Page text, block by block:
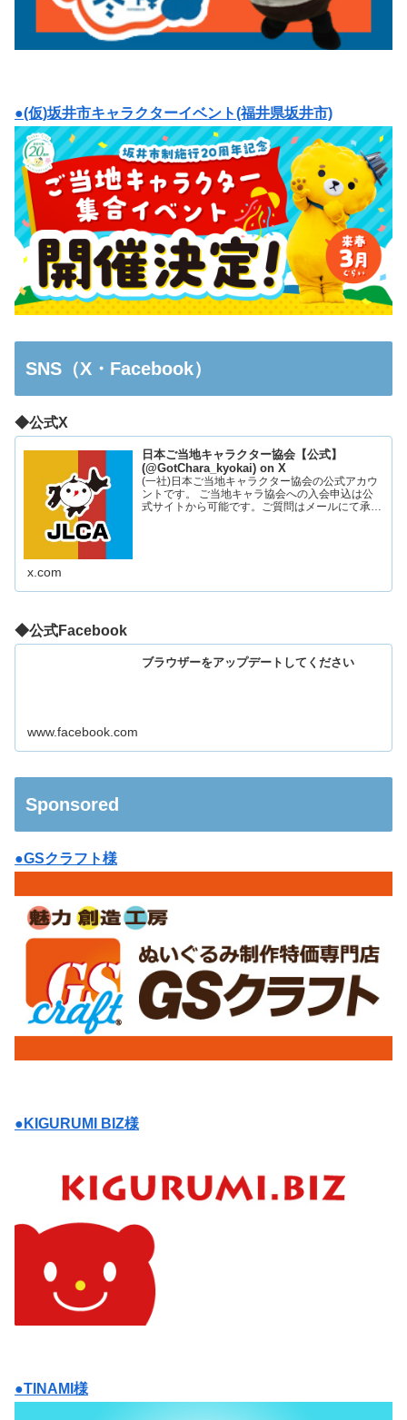
●(仮)坂井市キャラクターイベント(福井県坂井市)
SNS（X・Facebook）
◆公式X
日本ご当地キャラクター協会【公式】
(@GotChara_kyokai) on X
(一社)日本ご当地キャラクター協会の公式アカウ
ントです。 ご当地キャラ協会への入会申込は公
式サイトから可能です。ご質問はメールにて承っ
x.com
◆公式Facebook
ブラウザーをアップデートしてください
www.facebook.com
Sponsored
●GSクラフト様
●KIGURUMI BIZ様
●TINAMI様